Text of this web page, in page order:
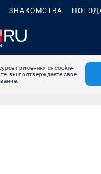
ЗНАКОМСТВА
применяются cookie-
вы подтверждаете свое